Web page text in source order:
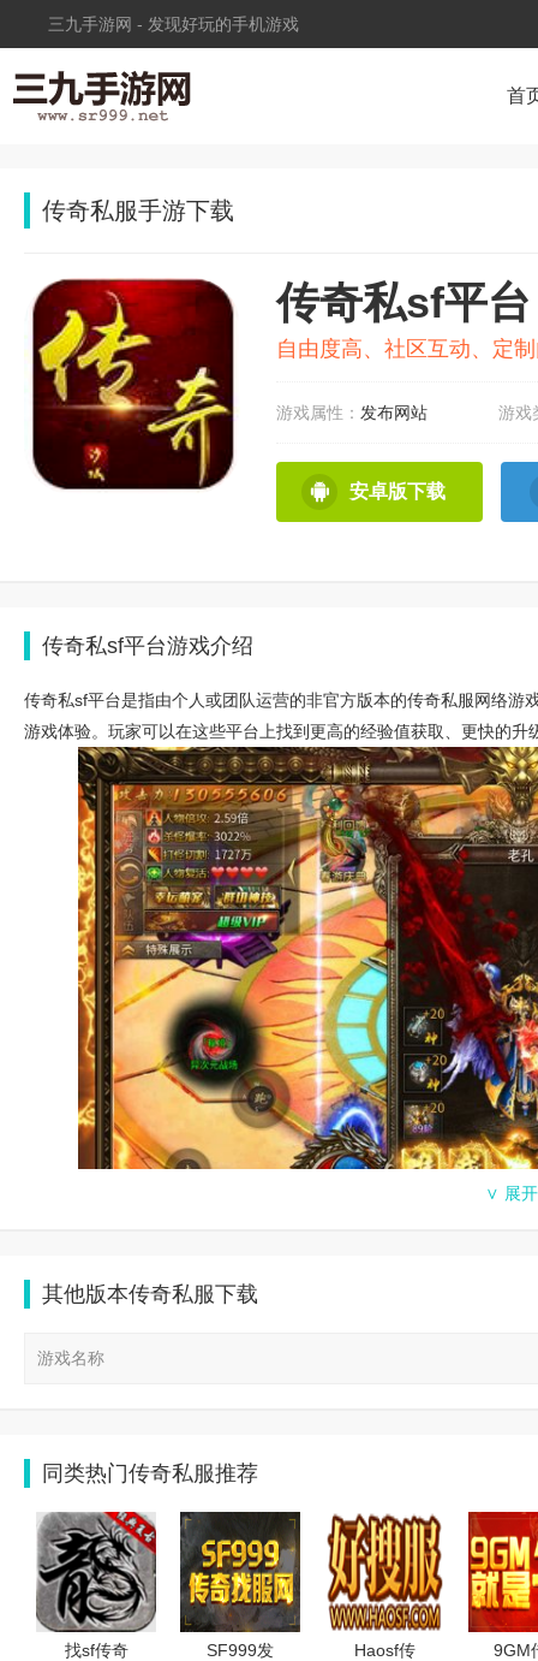
三九手游网 - 发现好玩的手机游戏
首
传奇私服手游下载
传奇私sf平台
自由度高、社区互动、定
游戏属性： 发布网站 游戏
安卓版下载
传奇私sf平台游戏介绍
传奇私sf平台是指由个人或团队运营的非官方版本的传奇私服网络
游戏体验。玩家可以在这些平台上找到更高的经验值获取、更快的升
标是为玩家提供一个公平、自由、开放的游戏平台，激发玩家之间的
其他版本传奇私服下载
游戏名称
同类热门传奇私服推荐
找sf传奇 SF999发 Haosf传 9GM